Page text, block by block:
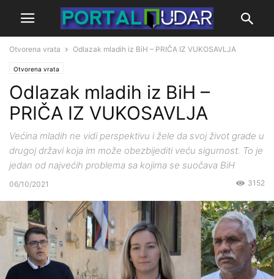
Otvorena vrata Odlazak mladih iz BiH – PRIČA IZ VUKOSAVLJA
Otvorena vrata
Odlazak mladih iz BiH –
PRIČA IZ VUKOSAVLJA
Većina mladih ne vidi perspektivu i žele da svoj život grade u
drugoj državi koja im može obezbijediti veću sigurnost. To je
jedan od najvećih problema sa kojima se suočava BiH
06/10/2021 3152